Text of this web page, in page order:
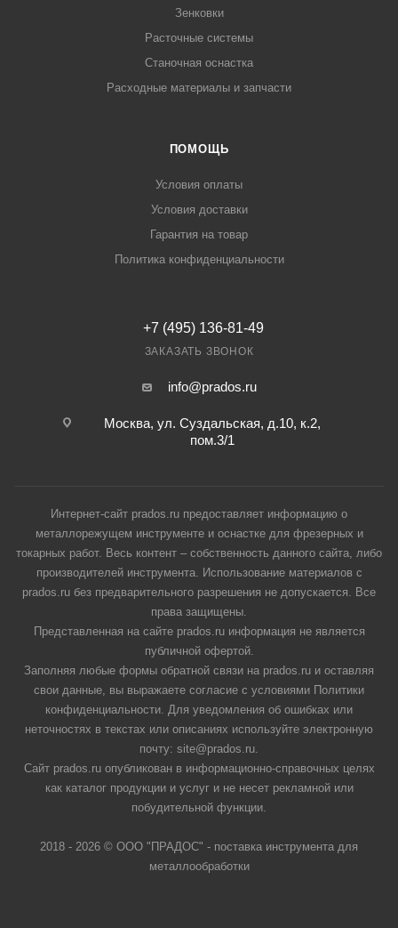
Зенковки
Расточные системы
Станочная оснастка
Расходные материалы и запчасти
ПОМОЩЬ
Условия оплаты
Условия доставки
Гарантия на товар
Политика конфиденциальности
+7 (495) 136-81-49
ЗАКАЗАТЬ ЗВОНОК
info@prados.ru
Москва, ул. Суздальская, д.10, к.2,
пом.3/1
Интернет-сайт prados.ru предоставляет информацию о
металлорежущем инструменте и оснастке для фрезерных и
токарных работ. Весь контент – собственность данного сайта, либо
производителей инструмента. Использование материалов с
prados.ru без предварительного разрешения не допускается. Все
права защищены.
Представленная на сайте prados.ru информация не является
публичной офертой.
Заполняя любые формы обратной связи на prados.ru и оставляя
свои данные, вы выражаете согласие с условиями Политики
конфиденциальности. Для уведомления об ошибках или
неточностях в текстах или описаниях используйте электронную
почту: site@prados.ru.
Сайт prados.ru опубликован в информационно-справочных целях
как каталог продукции и услуг и не несет рекламной или
побудительной функции.
2018 - 2026 © ООО "ПРАДОС" - поставка инструмента для
металлообработки